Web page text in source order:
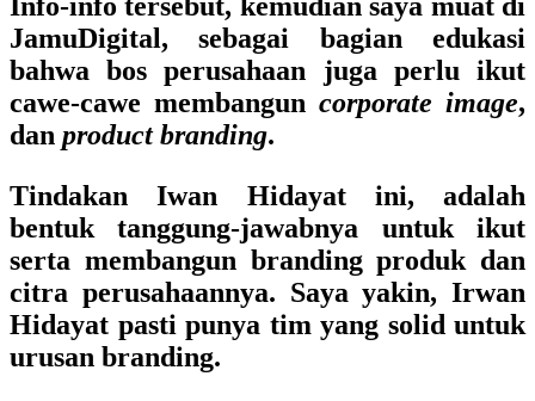
JamuDigital, sebagai bagian edukasi
bahwa bos perusahaan juga perlu ikut
cawe-cawe membangun corporate image,
dan product branding.
Tindakan Iwan Hidayat ini, adalah
bentuk tanggung-jawabnya untuk ikut
serta membangun branding produk dan
citra perusahaannya. Saya yakin, Irwan
Hidayat pasti punya tim yang solid untuk
urusan branding.